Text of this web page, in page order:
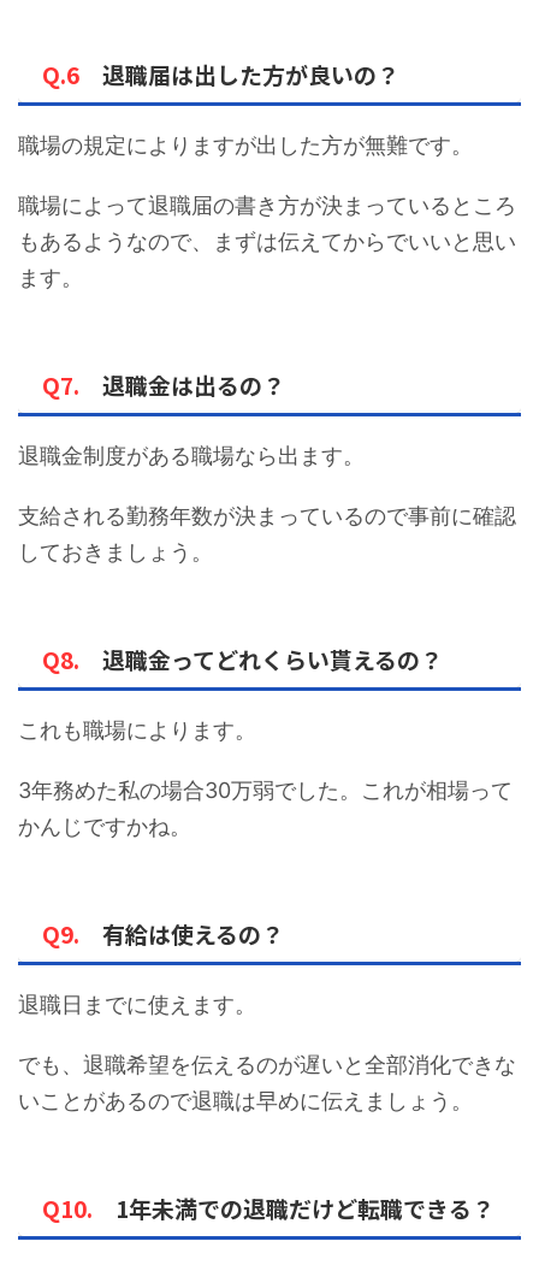
Q.6 退職届は出した方が良いの？
職場の規定によりますが出した方が無難です。
職場によって退職届の書き方が決まっているところ
もあるようなので、まずは伝えてからでいいと思い
ます。
Q7. 退職金は出るの？
退職金制度がある職場なら出ます。
支給される勤務年数が決まっているので事前に確認
しておきましょう。
Q8. 退職金ってどれくらい貰えるの？
これも職場によります。
3年務めた私の場合30万弱でした。これが相場って
かんじですかね。
Q9. 有給は使えるの？
退職日までに使えます。
でも、退職希望を伝えるのが遅いと全部消化できな
いことがあるので退職は早めに伝えましょう。
Q10. 1年未満での退職だけど転職できる？